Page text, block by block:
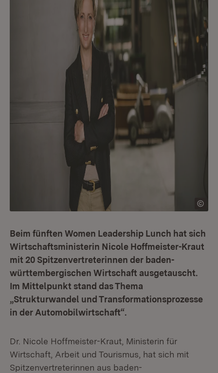
Beim fünften Women Leadership Lunch hat sich
Wirtschaftsministerin Nicole Hoffmeister-Kraut
mit 20 Spitzenvertreterinnen der baden-
württembergischen Wirtschaft ausgetauscht.
Im Mittelpunkt stand das Thema
„Strukturwandel und Transformationsprozesse
in der Automobilwirtschaft“.
Dr. Nicole Hoffmeister-Kraut, Ministerin für
Wirtschaft, Arbeit und Tourismus, hat sich mit
Spitzenvertreterinnen aus baden-